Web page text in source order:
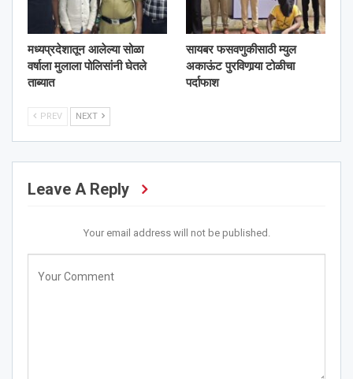
मध्यप्रदेशातून आलेल्या सोळा
वर्षाला मुलाला पोलिसांनी घेतले
ताब्यात
सायबर फसवणुकीसाठी म्युल
अकाऊंट पुरविणार्‍या टोळीचा
पर्दाफाश
PREV NEXT
Leave A Reply
Your email address will not be published.